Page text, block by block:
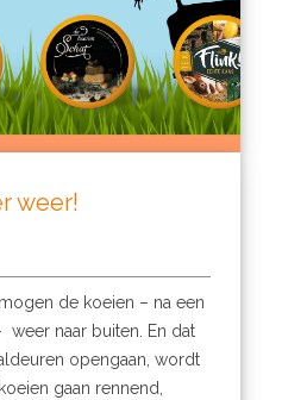
weer!
de koeien – na een
weer naar buiten. En dat
opengaan, wordt
gaan rennend,